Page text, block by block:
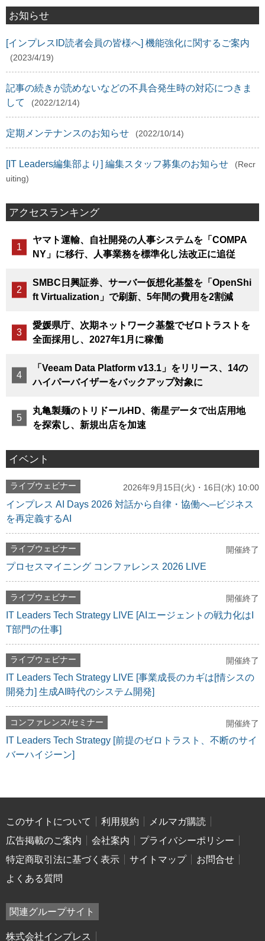
お知らせ
[インプレスID読者会員の皆様へ] 機能強化に関するご案内
(2023/4/19)
記事の続きが読めないなどの不具合発生時の対応につきま
して
(2022/12/14)
定期メンテナンスのお知らせ (2022/10/14)
[IT Leaders編集部より] 編集スタッフ募集のお知らせ
(Recr
uiting)
アクセスランキング
ヤマト運輸、自社開発の人事システムを「COMPA
NY」に移行、人事業務を標準化し法改正に追従
SMBC日興証券、サーバー仮想化基盤を「OpenShi
ft Virtualization」で刷新、5年間の費用を2割減
愛媛県庁、次期ネットワーク基盤でゼロトラストを
全面採用し、2027年1月に稼働
「Veeam Data Platform v13.1」をリリース、14の
ハイパーバイザーをバックアップ対象に
丸亀製麺のトリドールHD、衛星データで出店用地
を探索し、新規出店を加速
イベント
ライブウェビナー 2026年9月15日(火)・16日(水) 10:00
インプレス AI Days 2026 対話から自律・協働へ─ビジネス
を再定義するAI
ライブウェビナー 開催終了
プロセスマイニング コンファレンス 2026 LIVE
ライブウェビナー 開催終了
IT Leaders Tech Strategy LIVE [AIエージェントの戦力化はI
T部門の仕事]
ライブウェビナー 開催終了
IT Leaders Tech Strategy LIVE [事業成長のカギは[情シスの
開発力] 生成AI時代のシステム開発]
コンファレンス/セミナー 開催終了
IT Leaders Tech Strategy [前提のゼロトラスト、不断のサイ
バーハイジーン]
このサイトについて 利用規約
メルマガ購読
広告掲載のご案内
会社案内
プライバシーポリシー
特定商取引法に基づく表示
サイトマップ
お問合せ
よくある質問
関連グループサイト
株式会社インプレス